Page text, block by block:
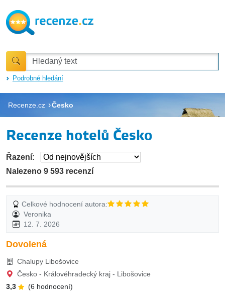
Podrobné hledání
Recenze.cz Česko
Recenze hotelů Česko
Nalezeno 9 593 recenzí
Řazení:
Celkové hodnocení autora:
Veronika
12. 7. 2026
Dovolená
Chalupy Libošovice
Česko - Královéhradecký kraj - Libošovice
3,3
(6 hodnocení)